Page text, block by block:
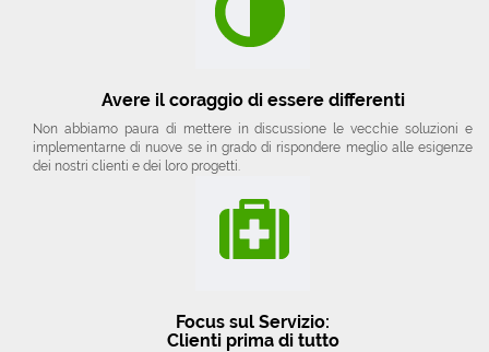
Avere il coraggio di essere differenti
Non abbiamo paura di mettere in discussione le vecchie soluzioni e
implementarne di nuove se in grado di rispondere meglio alle esigenze
dei nostri clienti e dei loro progetti.
Focus sul Servizio:
Clienti prima di tutto